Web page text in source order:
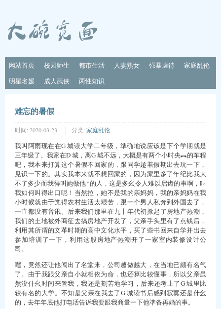
网站首页 校园师生 都市生活 人妻熟女 强暴虐待
家庭乱伦
明星名媛
成人武侠 两性知识
难忘的暑假
时间: 2020-03-23 分类: 家庭乱伦
我叫阿雨现在在G 城读大学二年级，準确地说应该是下个学期就是
三年级了。我家在D 城，离G 城不远，大概是有两个小时央︻的车程
吧，我本来打算这个暑假不回家的，跟同学趁着假期出去玩一下，
见识一下的。其实我本来就不想回家的，因为家里多了年纪比我大
不了多少而我得叫她做他*的人，这是多幺令人难以启齿的事啊，叫
我如何叫得出口呢！当然拉，她不是我的亲妈妈，我的亲妈妈在我
小时候就由于觉得农村生活太艰苦，跟一个男人私奔到外国去了，
一直都没有音讯。后来我们那里在九十年代初掀起了房地产热潮，
我们的土地被外商征去搞房地产开发了，父亲手头里有了点钱后，
利用其所谓的文革时期的高中文化水平，买了些书回来自学并出去
参加培训了一下，利用这股房地产热潮开了一家室内装修设计公
司。
嘿，竟然还让他闯出了名堂来，公司越做越大，在当地已颇有名气
了。由于我跟父亲自小就相依为命，也还算比较懂事，所以父亲虽
然没什幺时间来管我，我还是刻苦地学习，后来还考上了G 城里比
较有名的大学。不知是父亲在我去了G 城读书后感到寂寞还是什幺
的，去年年底他打电话告诉我要跟我商量一下他準备再婚的事。